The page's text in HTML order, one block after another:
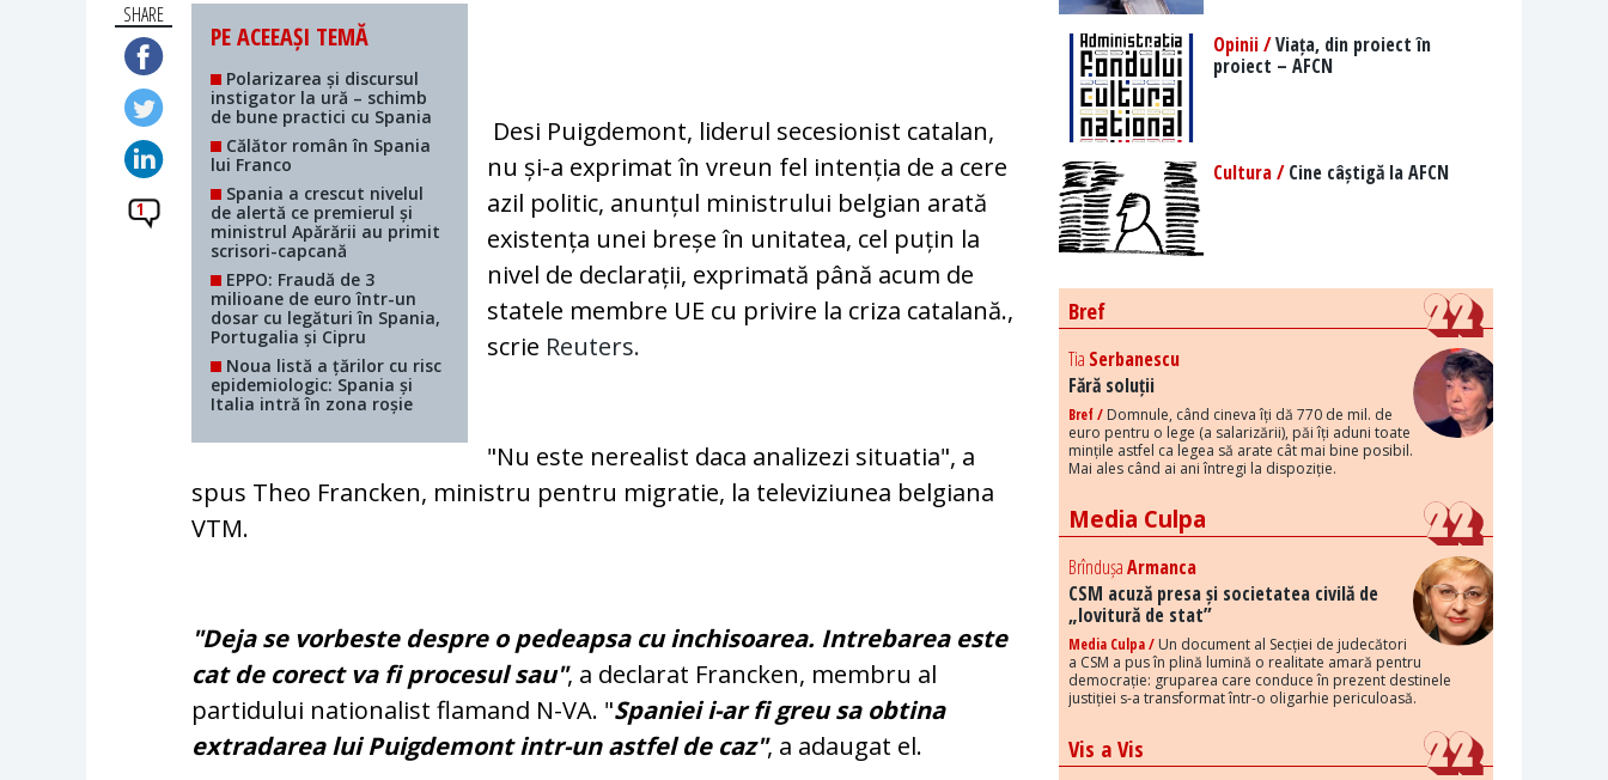
SHARE
1
PE ACEEAȘI TEMĂ
Polarizarea și discursul
instigator la ură – schimb
de bune practici cu Spania
Călător român în Spania
lui Franco
Spania a crescut nivelul
de alertă ce premierul și
ministrul Apărării au primit
scrisori-capcană
EPPO: Fraudă de 3
milioane de euro într-un
dosar cu legături în Spania,
Portugalia și Cipru
Noua listă a țărilor cu risc
epidemiologic: Spania și
Italia intră în zona roșie
Desi Puigdemont, liderul secesionist catalan,
nu și-a exprimat în vreun fel intenția de a cere
azil politic, anunțul ministrului belgian arată
existența unei breșe în unitatea, cel puțin la
nivel de declarații, exprimată până acum de
statele membre UE cu privire la criza catalană.,
scrie Reuters.
"Nu este nerealist daca analizezi situatia", a
spus Theo Francken, ministru pentru migratie, la televiziunea belgiana
VTM.
"Deja se vorbeste despre o pedeapsa cu inchisoarea. Intrebarea este
cat de corect va fi procesul sau", a declarat Francken, membru al
partidului nationalist flamand N-VA. "Spaniei i-ar fi greu sa obtina
extradarea lui Puigdemont intr-un astfel de caz", a adaugat el.
Opinii /Viața, din proiect în
proiect – AFCN
Cultura /Cine câștigă la AFCN
Bref
Tia Serbanescu
Fără soluții
Bref / Domnule, când cineva îți dă 770 de mil. de
euro pentru o lege (a salarizării), păi îți aduni toate
mințile astfel ca legea să arate cât mai bine posibil.
Mai ales când ai ani întregi la dispoziție.
Media Culpa
BrîndușaArmanca
CSM acuză presa și societatea civilă de
„lovitură de stat”
Media Culpa / Un document al Secției de judecători
a CSM a pus în plină lumină o realitate amară pentru
democrație: gruparea care conduce în prezent destinele
justiției s-a transformat într-o oligarhie periculoasă.
Vis a Vis